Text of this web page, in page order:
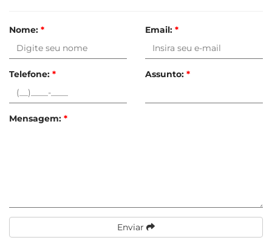
Nome: * Email: *
Telefone: * Assunto: *
Mensagem: *
Enviar